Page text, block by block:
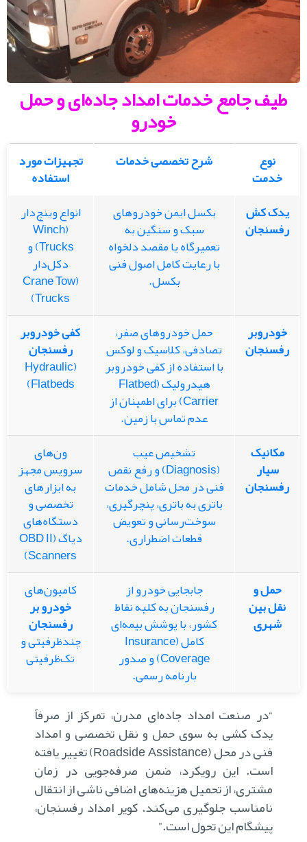
طیف جامع خدمات امداد جاده‌ای و حمل
خودرو
نوع
خدمت
شرح تخصصی خدمات تجهیزات مورد
استفاده
یدک کش
رفسنجان
بکسل ایمن خودروهای
سبک و سنگین به
تعمیرگاه یا مقصد دلخواه
با رعایت کامل اصول فنی
بکسل.
انواع وینچ‌دار
(Winch
Trucks) و
دکل‌دار
(Crane Tow
Trucks)
خودروبر
رفسنجان
حمل خودروهای صفر،
تصادفی، کلاسیک و لوکس
با استفاده از کفی خودروبر
هیدرولیک (Flatbed
Carrier) برای اطمینان از
عدم تماس با زمین.
کفی خودروبر
رفسنجان
(Hydraulic
Flatbeds)
مکانیک
سیار
رفسنجان
تشخیص عیب
(Diagnosis) و رفع نقص
فنی در محل شامل خدمات
باتری به باتری، پنچرگیری،
سوخت‌رسانی و تعویض
قطعات اضطراری.
ون‌های
سرویس مجهز
به ابزارهای
تخصصی و
دستگاه‌های
دیاگ (OBD II
Scanners)
حمل و
نقل بین
شهری
جابجایی خودرو از
رفسنجان به کلیه نقاط
کشور، با پوشش بیمه‌ای
کامل (Insurance
Coverage) و صدور
بارنامه رسمی.
کامیون‌های
خودرو بر
رفسنجان
چندظرفیتی و
تک‌ظرفیتی
“در صنعت امداد جاده‌ای مدرن، تمرکز از صرفاً
یدک کشی به سوی حمل و نقل تخصصی و امداد
فنی در محل (Roadside Assistance) تغییر یافته
است. این رویکرد، ضمن صرفه‌جویی در زمان
مشتری، از تحمیل هزینه‌های اضافی ناشی از انتقال
نامناسب جلوگیری می‌کند. کویر امداد رفسنجان،
پیشگام این تحول است.”